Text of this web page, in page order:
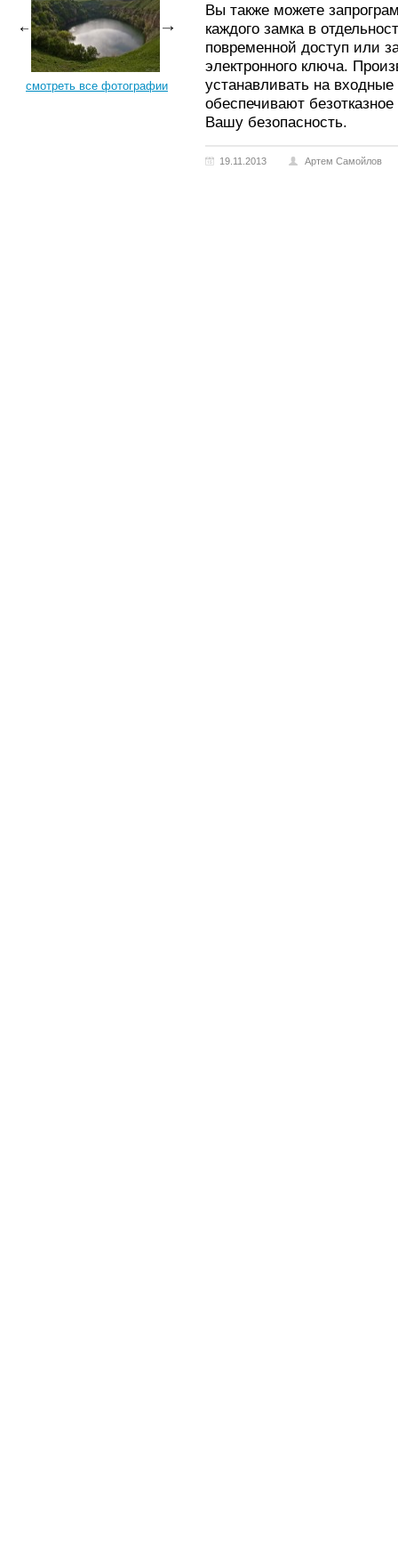
смотреть все фотографии
Вы также можете
каждого замка в
повременной доступ или
электронного ключа.
устанавливать на
обеспечивают
Вашу безопасность.
19.11.2013 Артем Самойлов